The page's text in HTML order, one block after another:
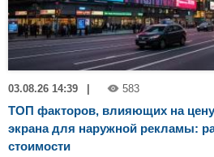
03.08.26 14:39 583
ТОП факторов, влияющих на
экрана для наружной рекламы:
стоимости